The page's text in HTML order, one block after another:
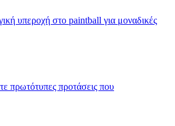
υπεροχή στο paintball για μοναδικές
πρωτότυπες προτάσεις που